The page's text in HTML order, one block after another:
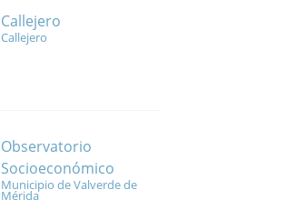
Callejero
Callejero
Observatorio
Socioeconómico
Municipio de Valverde de
Mérida